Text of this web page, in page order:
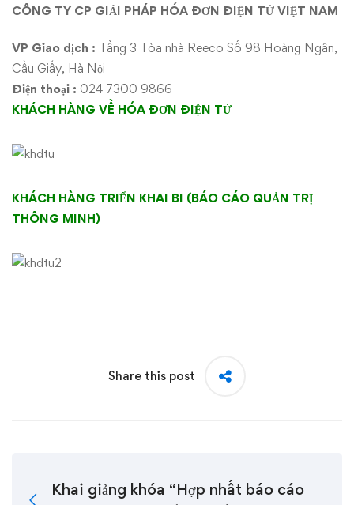
CÔNG TY CP GIẢI PHÁP HÓA ĐƠN ĐIỆN TỬ VIỆT NAM
VP Giao dịch : Tầng 3 Tòa nhà Reeco Số 98 Hoàng Ngân,
Cầu Giấy, Hà Nội
Điện thoại : 024 7300 9866
KHÁCH HÀNG VỀ HÓA ĐƠN ĐIỆN TỬ
KHÁCH HÀNG TRIỂN KHAI BI (BÁO CÁO QUẢN TRỊ
THÔNG MINH)
Share this post
Khai giảng khóa “Hợp nhất báo cáo